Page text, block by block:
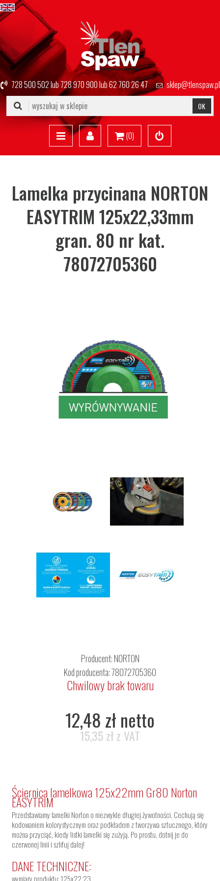
728 500 502lub728 970 900lub62 760 26 47 sklep@tlenspaw.pl
OK
(0)
Lamelka przycinana NORTON
EASYTRIM 125x22,33mm
gran. 80 nr kat.
78072705360
Producent:NORTON
Kod producenta: 78072705360
Chwilowy brak towaru
12,48 zł netto
15,35 zł z VAT
Ściernica lamelkowa 125x22mm Gr80 Norton
EASYTRIM
Przedstawiamy lamelki Norton o niezwykle długiej żywotności. Cechują się
kodowaniem kolorystycznym oraz podkładem z tworzywa sztucznego, który
można przyciąć, kiedy listki lamelki się zużyją. Po prostu, dotnij je do
czerwonej linii i szlifuj dalej!
DANE TECHNICZNE:
wymiary produktu: 125x22,23.